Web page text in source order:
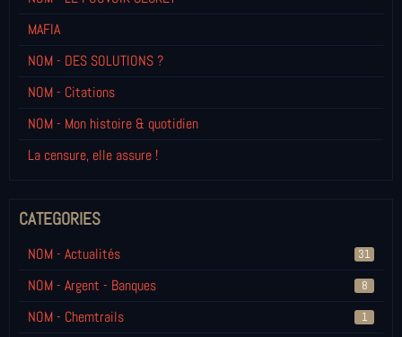
MAFIA
NOM - DES SOLUTIONS ?
NOM - Citations
NOM - Mon histoire & quotidien
La censure, elle assure !
CATEGORIES
NOM - Actualités 31
NOM - Argent - Banques 8
NOM - Chemtrails 1